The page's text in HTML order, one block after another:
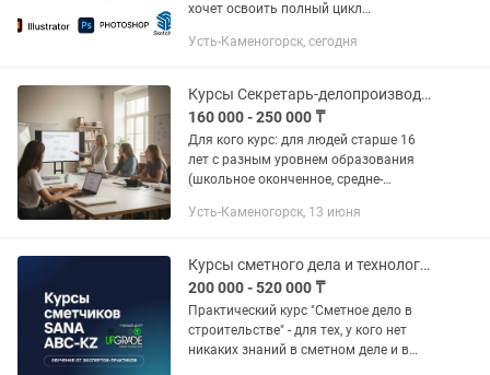
хочет освоить полный цикл
чертежа до фотореалистичной
производства. Все...
Усть-Каменогорск, сегодня
Курсы Секретарь-делопроизводитель
160 000 - 250 000 ₸
Для кого курс: для людей старше 16
лет с разным уровнем образования
(школьное оконченное, средне-
идеально подойдет для тех, кто только
Усть-Каменогорск, 13 июня
Курсы сметного дела и технологии строительства
200 000 - 520 000 ₸
Практический курс "Сметное дело в
строительстве" - для тех, у кого нет
никаких знаний в сметном деле и в